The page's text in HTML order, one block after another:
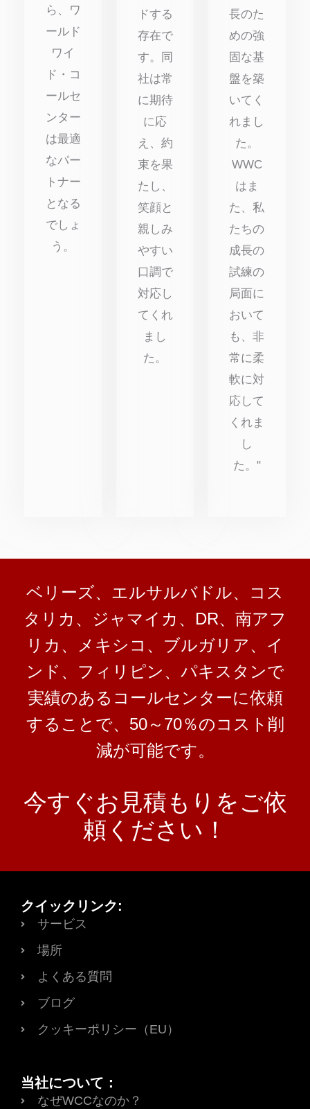
ら、ワ
ールド
ワイ
ド・コ
ールセ
ンター
は最適
なパー
トナー
となる
でしょ
う。
ドする
存在で
す。同
社は常
に期待
に応
え、約
束を果
たし、
笑顔と
親しみ
やすい
口調で
対応し
てくれ
まし
た。
長のた
めの強
固な基
盤を築
いてく
れまし
た。
WWC
はま
た、私
たちの
成長の
試練の
局面に
おいて
も、非
常に柔
軟に対
応して
くれま
し
た。"
ベリーズ、エルサルバドル、コス
タリカ、ジャマイカ、DR、南アフ
リカ、メキシコ、ブルガリア、イ
ンド、フィリピン、パキスタンで
実績のあるコールセンターに依頼
することで、50～70％のコスト削
減が可能です。
今すぐお見積もりをご依
頼ください！
クイックリンク:
サービス
場所
よくある質問
ブログ
クッキーポリシー（EU）
当社について：
なぜWCCなのか？